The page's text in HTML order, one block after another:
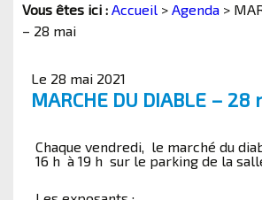
Vous êtes ici : Accueil > Agenda >
– 28 mai
Le 28 mai 2021
MARCHE DU DIABLE – 28
Chaque vendredi, le marché du
16 h à 19 h sur le parking de la